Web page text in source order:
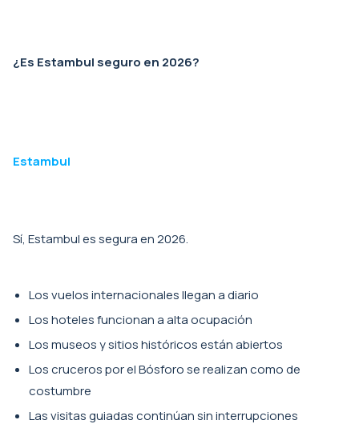
¿Es Estambul seguro en 2026?
Estambul
Sí, Estambul es segura en 2026.
Los vuelos internacionales llegan a diario
Los hoteles funcionan a alta ocupación
Los museos y sitios históricos están abiertos
Los cruceros por el Bósforo se realizan como de
costumbre
Las visitas guiadas continúan sin interrupciones